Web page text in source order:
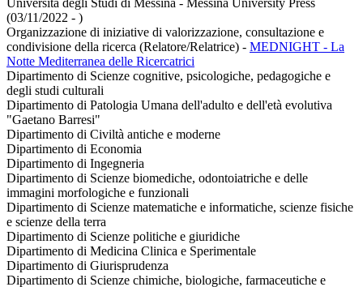
Università degli Studi di Messina - Messina University Press
(03/11/2022 - )
Organizzazione di iniziative di valorizzazione, consultazione e
condivisione della ricerca (Relatore/Relatrice) - MEDNIGHT - La
Notte Mediterranea delle Ricercatrici
Dipartimento di Scienze cognitive, psicologiche, pedagogiche e
degli studi culturali
Dipartimento di Patologia Umana dell'adulto e dell'età evolutiva
"Gaetano Barresi"
Dipartimento di Civiltà antiche e moderne
Dipartimento di Economia
Dipartimento di Ingegneria
Dipartimento di Scienze biomediche, odontoiatriche e delle
immagini morfologiche e funzionali
Dipartimento di Scienze matematiche e informatiche, scienze fisiche
e scienze della terra
Dipartimento di Scienze politiche e giuridiche
Dipartimento di Medicina Clinica e Sperimentale
Dipartimento di Giurisprudenza
Dipartimento di Scienze chimiche, biologiche, farmaceutiche e